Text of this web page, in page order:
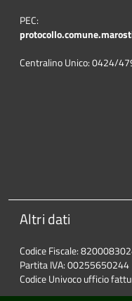
PEC:
Centralino Unico: 0424/
Altri dati
Codice Fiscale:
Partita IVA: 00255650244
Codice Univoco ufficio